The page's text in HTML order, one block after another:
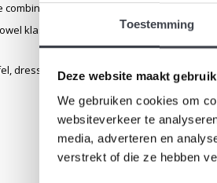
Toestemming
Deze website maakt
We gebruiken cookies om
websiteverkeer te
media, adverteren en
verstrekt of die ze hebben
combinatie van helder kristal met grijs-
klassieke als eigentijdse woonstijlen.
dressoir of bij een feestelijk diner. De